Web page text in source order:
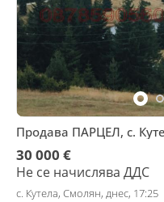
Продава ПАРЦЕЛ, с.
30 000 €
Не се начислява ДДС
с. Кутела, Смолян, днес, 17:25